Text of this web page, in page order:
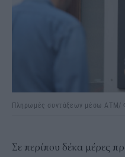
Πληρωμές συντάξεων μέσω ΑΤΜ/
Σε περίπου δέκα μέρες